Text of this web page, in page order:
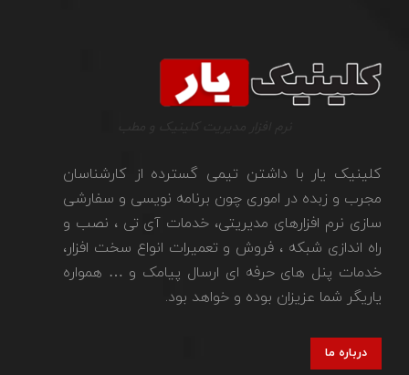
کلینیک یار با داشتن تیمی گسترده از کارشناسان
مجرب و زبده در اموری چون برنامه نویسی و سفارشی
سازی نرم افزارهای مدیریتی، خدمات آی تی ، نصب و
راه اندازی شبکه ، فروش و تعمیرات انواع سخت افزار،
خدمات پنل های حرفه ای ارسال پیامک و … همواره
یاریگر شما عزیزان بوده و خواهد بود.
درباره ما